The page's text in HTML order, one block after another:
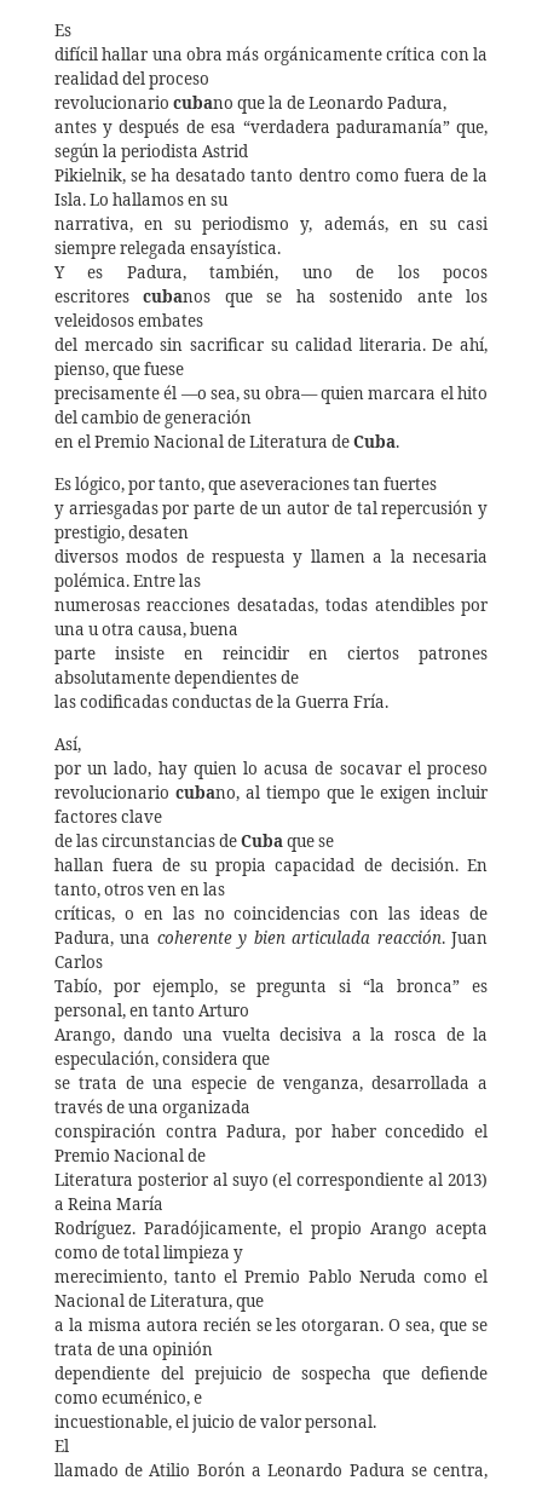
Es
difícil hallar una obra más orgánicamente crítica con la
realidad del proceso
revolucionario cubano que la de Leonardo Padura,
antes y después de esa “verdadera paduramanía” que,
según la periodista Astrid
Pikielnik, se ha desatado tanto dentro como fuera de la
Isla. Lo hallamos en su
narrativa, en su periodismo y, además, en su casi
siempre relegada ensayística.
Y es Padura, también, uno de los pocos
escritorescubanos que se ha sostenido ante los
veleidosos embates
del mercado sin sacrificar su calidad literaria. De ahí,
pienso, que fuese
precisamente él —o sea, su obra— quien marcara el hito
del cambio de generación
en el Premio Nacional de Literatura deCuba.
Es lógico, por tanto, que aseveraciones tan fuertes
y arriesgadas por parte de un autor de tal repercusión y
prestigio, desaten
diversos modos de respuesta y llamen a la necesaria
polémica. Entre las
numerosas reacciones desatadas, todas atendibles por
una u otra causa, buena
parte insiste en reincidir en ciertos patrones
absolutamente dependientes de
las codificadas conductas de la Guerra Fría.
Así,
por un lado, hay quien lo acusa de socavar el proceso
revolucionario cubano, al tiempo que le exigen incluir
factores clave
de las circunstancias deCuba que se
hallan fuera de su propia capacidad de decisión. En
tanto, otros ven en las
críticas, o en las no coincidencias con las ideas de
Padura, una coherente y bien articulada reacción. Juan
Carlos
Tabío, por ejemplo, se pregunta si “la bronca” es
personal, en tanto Arturo
Arango, dando una vuelta decisiva a la rosca de la
especulación, considera que
se trata de una especie de venganza, desarrollada a
través de una organizada
conspiración contra Padura, por haber concedido el
Premio Nacional de
Literatura posterior al suyo (el correspondiente al 2013)
a Reina María
Rodríguez. Paradójicamente, el propio Arango acepta
como de total limpieza y
merecimiento, tanto el Premio Pablo Neruda como el
Nacional de Literatura, que
a la misma autora recién se les otorgaran. O sea, que se
trata de una opinión
dependiente del prejuicio de sospecha que defiende
como ecuménico, e
incuestionable, el juicio de valor personal.
El
llamado de Atilio Borón a Leonardo Padura se centra,